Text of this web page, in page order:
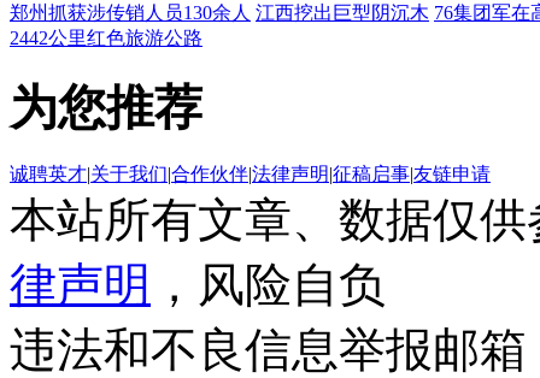
郑州抓获涉传销人员130余人 江西挖出巨型阴沉木 76集团军在
2442公里红色旅游公路
为您推荐
诚聘英才|关于我们|合作伙伴|法律声明|征稿启事|友链申请
本站所有文章、数据仅
律声明 ，风险自负
违法和不良信息举报邮箱